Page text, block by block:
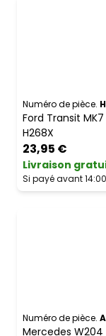
Numéro de pièce.
Ford Transit
H268X
23,95 €
Livraison
Si payé avant 14:00
Numéro de pièce.
Mercedes W204